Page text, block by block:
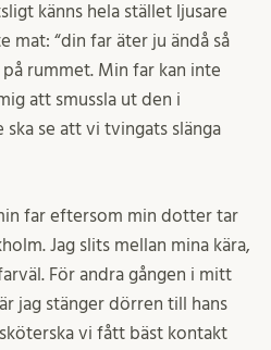
känns hela stället ljusare
mat: “din far äter ju ändå så
på rummet. Min far kan inte
att smussla ut den i
ska se att vi tvingats slänga
far eftersom min dotter tar
Jag slits mellan mina kära,
För andra gången i mitt
jag stänger dörren till hans
vi fått bäst kontakt